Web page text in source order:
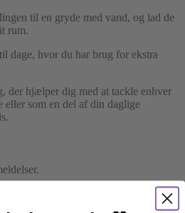
til en gryde med vand, og lad de
rum.
dage, hvor du har brug for ekstra
der hjælper dig med at tackle enhver
eller som en del af din daglige